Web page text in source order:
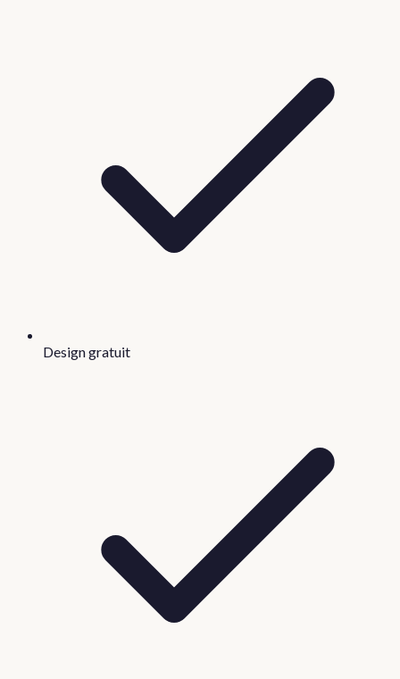
Design gratuit